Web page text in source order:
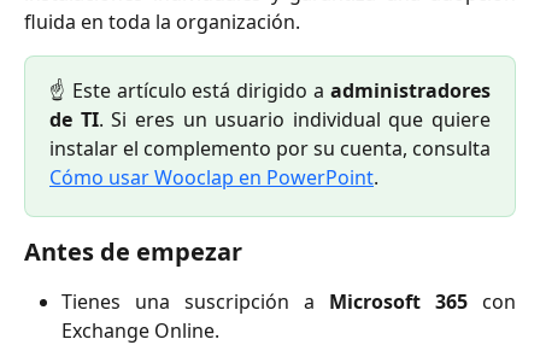
fluida en toda la organización.
☝️ Este artículo está dirigido a administradores
de TI. Si eres un usuario individual que quiere
instalar el complemento por su cuenta, consulta
Cómo usar Wooclap en PowerPoint.
Antes de empezar
Tienes una suscripción a Microsoft 365 con
Exchange Online.